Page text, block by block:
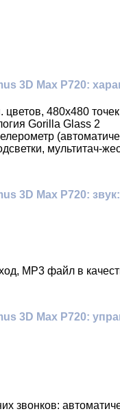
3D Max P720:
480x480
Gorilla Glass 2
мультитач-
3D Max P720: звук:
MP3 файл в
3D Max P720:
звонков: